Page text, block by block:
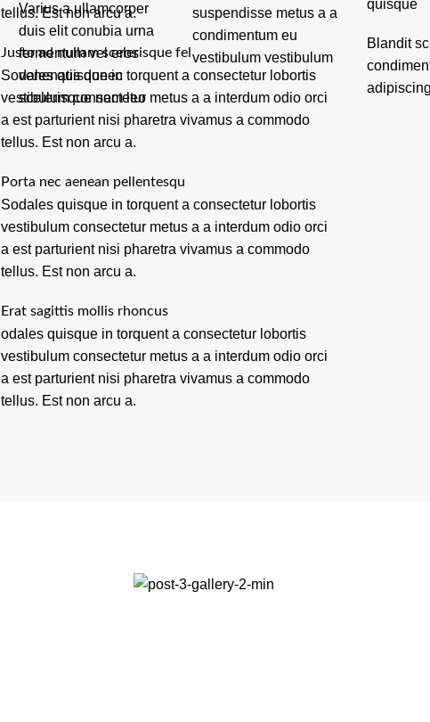
Varius a ullamcorper
duis elit conubia urna
fermentum vel eros
venenatis donec
scelerisque nam leo
suspendisse metus a a
condimentum eu
vestibulum vestibulum
quisque
Blandit
tellus. Est non arcu a.
Justo ad nullam scelerisque fel
Sodales quisque in torquent a consectetur lobortis
vestibulum consectetur metus a a interdum odio orci
a est parturient nisi pharetra vivamus a commodo
tellus. Est non arcu a.
Porta nec aenean pellentesqu
Sodales quisque in torquent a consectetur lobortis
vestibulum consectetur metus a a interdum odio orci
a est parturient nisi pharetra vivamus a commodo
tellus. Est non arcu a.
Erat sagittis mollis rhoncus
odales quisque in torquent a consectetur lobortis
vestibulum consectetur metus a a interdum odio orci
a est parturient nisi pharetra vivamus a commodo
tellus. Est non arcu a.